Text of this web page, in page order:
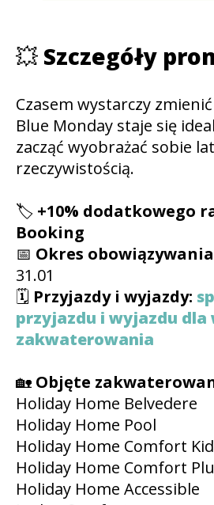
💥 Szczegóły
Czasem wystarczy
Blue Monday staje się
zacząć wyobrażać sobie
rzeczywistością.
🏷️ +10% dodatkowego
Booking
📅 Okres
31.01
🗓️ Przyjazdy i wyjazdy:
przyjazdu i wyjazdu dla
zakwaterowania
🏡 Objęte
Holiday Home Belvedere
Holiday Home Pool
Holiday Home Comfort
Holiday Home Comfort
Holiday Home Accessible